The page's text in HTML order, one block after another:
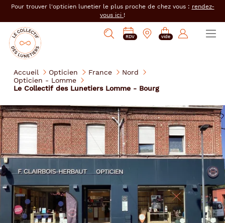
auPour trouver l'opticien lunetier le plus proche de chez vous : rendez-
vous ici !
Opticien
le
collectif
lunetiers
AfficherPRENDRE
RDV
Mon
magasin
Mes
vide
Mon
compte
connecter
Ouvrir
menu
Accueil Opticien France
Nord
Opticien - Lomme
Le Collectif des Lunetiers Lomme - Bourg